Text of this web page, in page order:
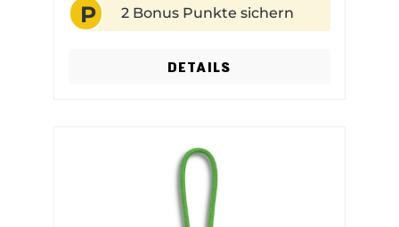
P 2 Bonus Punkte sichern
DETAILS